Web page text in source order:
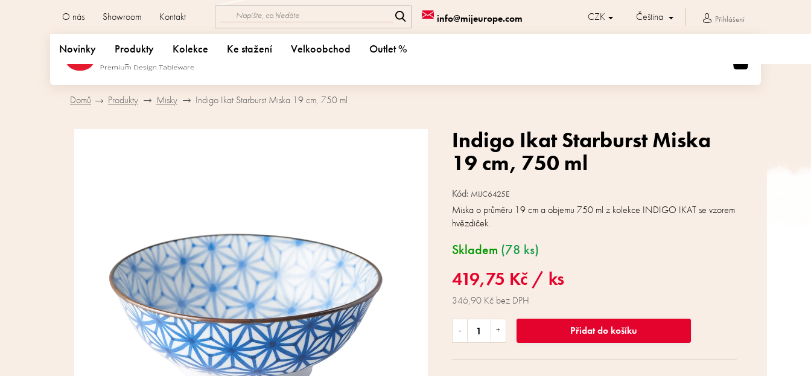
info@mijeurope.com
O nás Showroom Kontakt CZK Čeština Přihlášení
NÁKUPNÍ
KOŠÍK
Novinky Produkty Kolekce Ke stažení Velkoobchod Outlet %
Domů Produkty Misky Indigo Ikat Starburst Miska 19 cm, 750 ml
419,75 Kč / ks
346,90 Kč bez DPH
Skladem (78 ks)
Přidat do košíku
Miska o průměru 19 cm a objemu 750 ml z kolekce INDIGO IKAT se vzorem
hvězdiček.
Indigo Ikat Starburst Miska
19 cm, 750 ml
Kód: MIJC6425E